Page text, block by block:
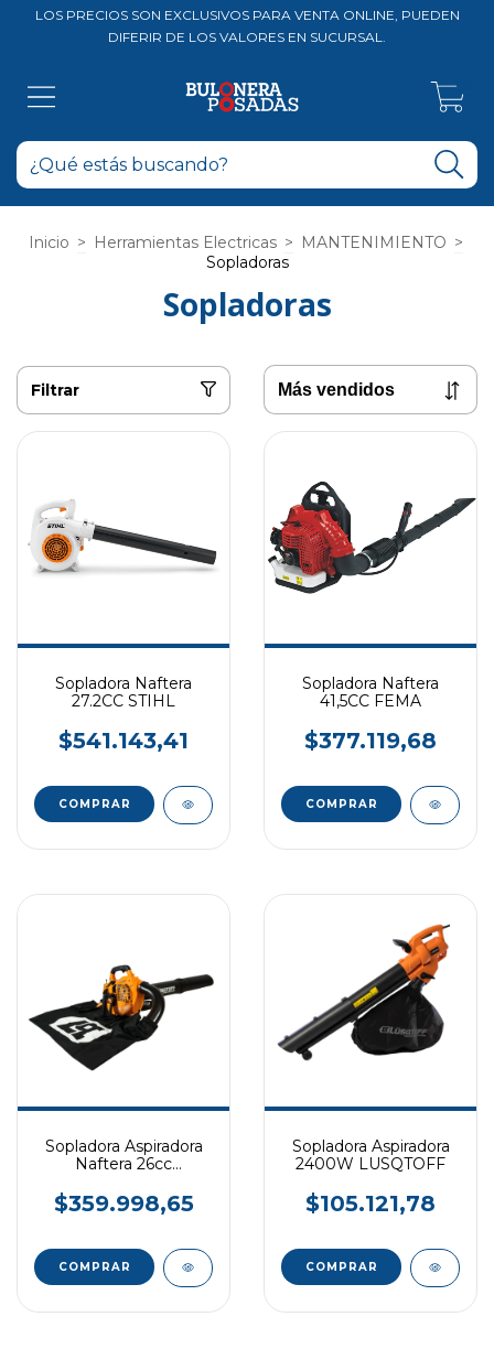
LOS PRECIOS SON EXCLUSIVOS PARA VENTA ONLINE, PUEDEN
DIFERIR DE LOS VALORES EN SUCURSAL.
Inicio > Herramientas Electricas > MANTENIMIENTO >
Sopladoras
Sopladoras
Filtrar
Sopladora Naftera
27.2CC STIHL
$541.143,41
Sopladora Naftera
41,5CC FEMA
$377.119,68
Sopladora Aspiradora
Naftera 26cc
$359.998,65
Sopladora Aspiradora
2400W LUSQTOFF
$105.121,78